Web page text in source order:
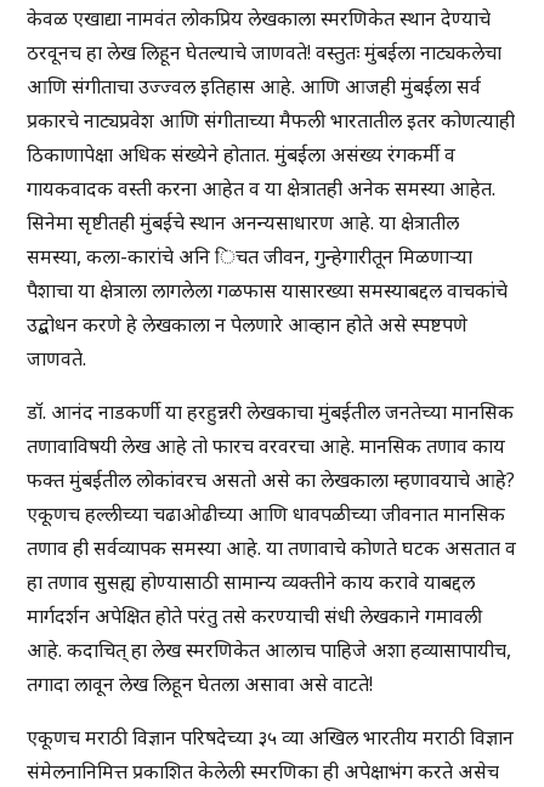
केवळ एखाद्या नामवंत लोकप्रिय लेखकाला स्मरणिकेत स्थान देण्याचे
ठरवूनच हा लेख लिहून घेतल्याचे जाणवते! वस्तुतः मुंबईला नाट्यकलेचा
आणि संगीताचा उज्ज्वल इतिहास आहे. आणि आजही मुंबईला सर्व
प्रकारचे नाट्यप्रवेश आणि संगीताच्या मैफली भारतातील इतर कोणत्याही
ठिकाणापेक्षा अधिक संख्येने होतात. मुंबईला असंख्य रंगकर्मी व
गायकवादक वस्ती करना आहेत व या क्षेत्रातही अनेक समस्या आहेत.
सिनेमा सृष्टीतही मुंबईचे स्थान अनन्यसाधारण आहे. या क्षेत्रातील
समस्या, कला-कारांचे अनि िचत जीवन, गुन्हेगारीतून मिळणाऱ्या
पैशाचा या क्षेत्राला लागलेला गळफास यासारख्या समस्याबद्दल वाचकांचे
उद्बोधन करणे हे लेखकाला न पेलणारे आव्हान होते असे स्पष्टपणे
जाणवते.
डॉ. आनंद नाडकर्णी या हरहुन्नरी लेखकाचा मुंबईतील जनतेच्या मानसिक
तणावाविषयी लेख आहे तो फारच वरवरचा आहे. मानसिक तणाव काय
फक्त मुंबईतील लोकांवरच असतो असे का लेखकाला म्हणावयाचे आहे?
एकूणच हल्लीच्या चढाओढीच्या आणि धावपळीच्या जीवनात मानसिक
तणाव ही सर्वव्यापक समस्या आहे. या तणावाचे कोणते घटक असतात व
हा तणाव सुसह्य होण्यासाठी सामान्य व्यक्तीने काय करावे याबद्दल
मार्गदर्शन अपेक्षित होते परंतु तसे करण्याची संधी लेखकाने गमावली
आहे. कदाचित् हा लेख स्मरणिकेत आलाच पाहिजे अशा हव्यासापायीच,
तगादा लावून लेख लिहून घेतला असावा असे वाटते!
एकूणच मराठी विज्ञान परिषदेच्या ३५ व्या अखिल भारतीय मराठी विज्ञान
संमेलनानिमित्त प्रकाशित केलेली स्मरणिका ही अपेक्षाभंग करते असेच